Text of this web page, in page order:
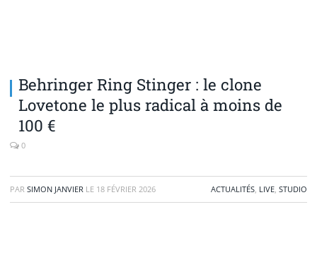
Behringer Ring Stinger : le clone
Lovetone le plus radical à moins de
100 €
0
PAR SIMON JANVIER LE 18 FÉVRIER 2026 ACTUALITÉS, LIVE, STUDIO